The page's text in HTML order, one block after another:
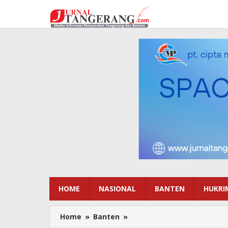
konten
HOME NASIONAL BANTEN
Home » Banten »